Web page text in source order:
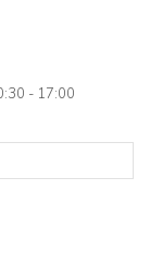
- 17:00